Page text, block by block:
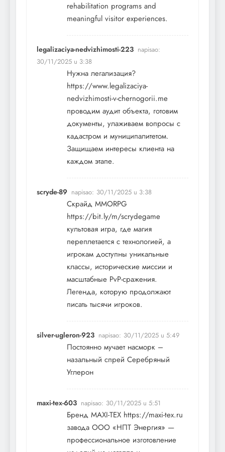
rehabilitation programs and
meaningful visitor experiences.
legalizaciya-nedvizhimosti-223 napisao:
30/11/2025 u 3:38
Нужна легализация?
https://www.legalizaciya-
nedvizhimosti-v-chernogorii.me
проводим аудит объекта, готовим
документы, улаживаем вопросы с
кадастром и муниципалитетом.
Защищаем интересы клиента на
каждом этапе.
scryde-89 napisao: 30/11/2025 u 3:38
Скрайд MMORPG
https://bit.ly/m/scrydegame
культовая игра, где магия
переплетается с технологией, а
игрокам доступны уникальные
классы, исторические миссии и
масштабные PvP-сражения.
Легенда, которую продолжают
писать тысячи игроков.
silver-ugleron-923 napisao: 30/11/2025 u 5:49
Постоянно мучает насморк –
назальный спрей Серебряный
Углерон
maxi-tex-603 napisao: 30/11/2025 u 5:51
Бренд MAXI-TEX https://maxi-tex.ru
завода ООО «НПТ Энергия» —
профессиональное изготовление